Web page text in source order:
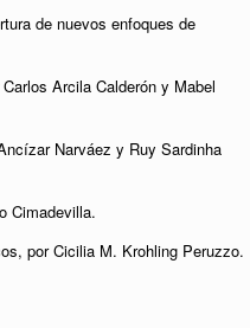
de nuevos enfoques de
Arcila Calderón y Mabel
Narváez y Ruy Sardinha
Cimadevilla.
por Cicilia M. Krohling Peruzzo.